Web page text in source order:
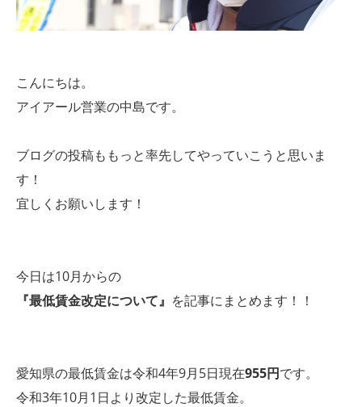
こんにちは。
アイアール営業の中島です。
ブログの投稿ももっと率先してやっていこうと思いま
す！
宜しくお願いします！
今日は10月からの
『最低賃金改定について』 を記事にまとめます！！
愛知県の最低賃金は令和4年9月5日現在955円です。
令和3年10月1日より改定した最低賃金。